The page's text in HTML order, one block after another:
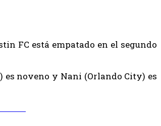
FC está empatado en el segundo
es noveno y Nani (Orlando City) es